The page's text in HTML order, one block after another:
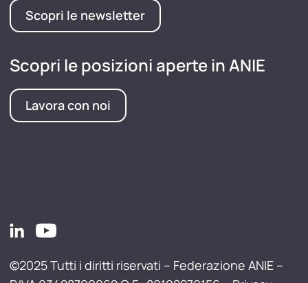
Scopri le newsletter
Scopri le posizioni aperte in ANIE
Lavora con noi
©2025 Tutti i diritti riservati – Federazione ANIE –